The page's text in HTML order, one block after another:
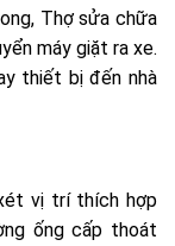
Thợ sửa chữa
máy giặt ra xe.
thiết bị đến nhà
vị trí thích hợp
ống cấp thoát